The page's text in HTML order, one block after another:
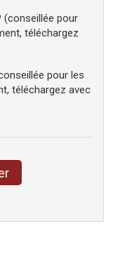
(conseillée pour
téléchargez
pour les
téléchargez avec